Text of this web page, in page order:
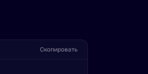
Скопировать